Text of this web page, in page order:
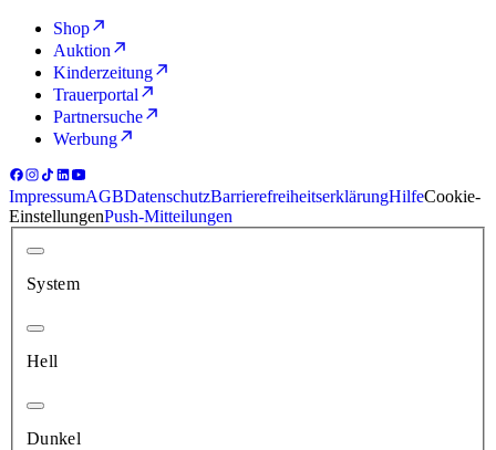
Shop
Auktion
Kinderzeitung
Trauerportal
Partnersuche
Werbung
ImpressumAGBDatenschutzBarrierefreiheitserklärungHilfeCookie-
EinstellungenPush-Mitteilungen
System
Hell
Dunkel